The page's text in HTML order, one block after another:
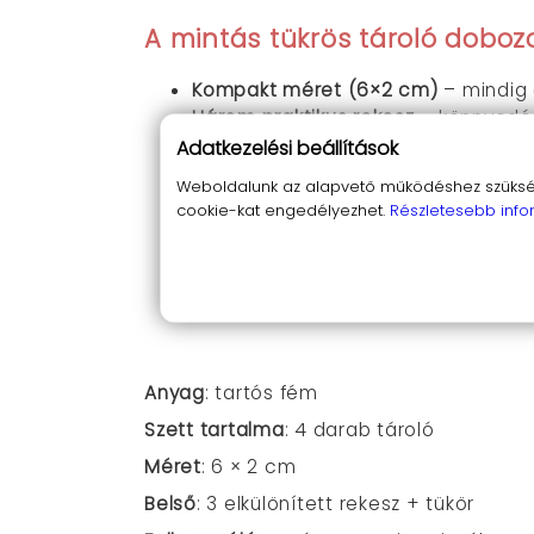
A mintás tükrös tároló
Kompakt méret (6×2 cm) – mindig
Három praktikus rekesz–
Beépített tükör– igazán praktikus
–
Tartós fém kialakítás– hosszú
Stílusos, színes minták
–
Anyag: tartós fém
Szett tartalma: 4 darab tároló
Méret: 6 × 2 cm
Belső: 3 elkülönített rekesz + tükör
Adatkezelési beállítások
Weboldalunk az alapvető működéshez
cookie-kat engedélyezhet. Részletesebb